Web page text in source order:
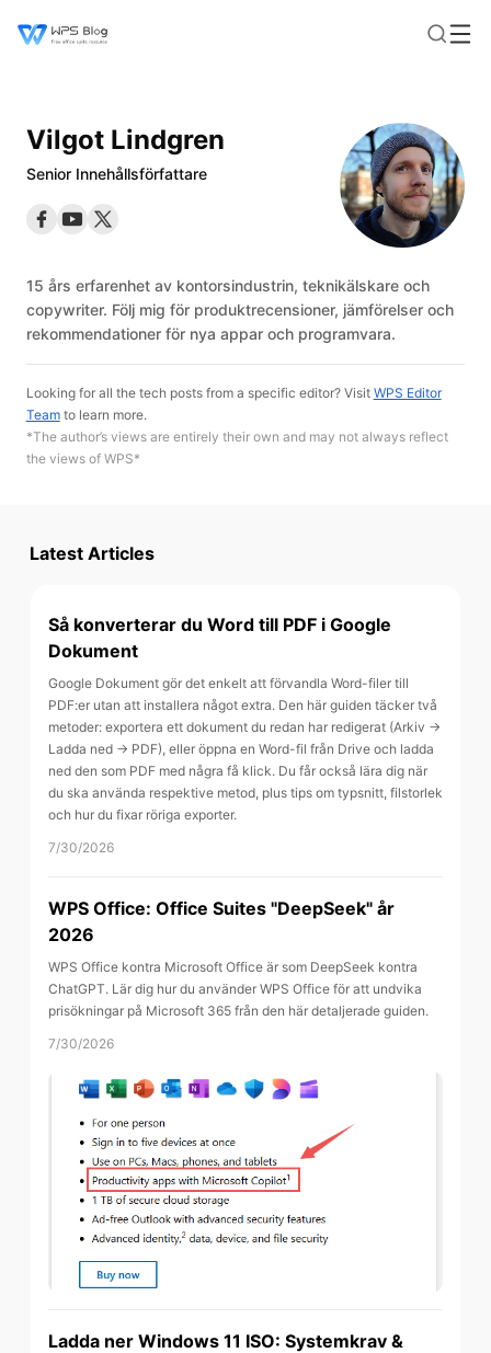
Vilgot Lindgren
Senior Innehållsförfattare
15 års erfarenhet av kontorsindustrin, teknikälskare och
copywriter. Följ mig för produktrecensioner, jämförelser och
rekommendationer för nya appar och programvara.
Looking for all the tech posts from a specific editor? Visit WPS Editor
Teamto learn more.
*The author’s views are entirely their own and may not always reflect
the views of WPS*
Latest Articles
Så konverterar du Word till PDF i Google
Dokument
Google Dokument gör det enkelt att förvandla Word-filer till
PDF:er utan att installera något extra. Den här guiden täcker två
metoder: exportera ett dokument du redan har redigerat (Arkiv →
Ladda ned → PDF), eller öppna en Word-fil från Drive och ladda
ned den som PDF med några få klick. Du får också lära dig när
du ska använda respektive metod, plus tips om typsnitt, filstorlek
och hur du fixar röriga exporter.
7/30/2026
WPS Office: Office Suites "DeepSeek" år
2026
WPS Office kontra Microsoft Office är som DeepSeek kontra
ChatGPT. Lär dig hur du använder WPS Office för att undvika
prisökningar på Microsoft 365 från den här detaljerade guiden.
7/30/2026
Ladda ner Windows 11 ISO: Systemkrav &